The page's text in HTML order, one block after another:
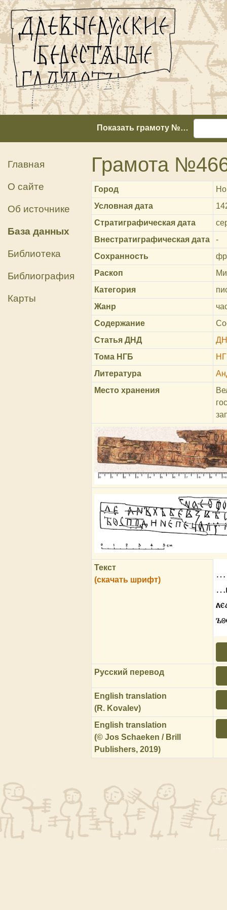
Показать грамоту №…
Главная
О сайте
Об источнике
База данных
Библиотека
Библиография
Карты
Грамота
Город
Условная дата
Стратиграфическая дата
Внестратиграфическая дата
-
Сохранность
Раскоп
Категория
Жанр
Содержание
Статья ДНД
Тома НГБ
Литература
Место хранения
Текст
(скачать шрифт)
…
Русский перевод
English translation
(R. Kovalev)
English translation
(© Jos Schaeken / Brill
Publishers, 2019)